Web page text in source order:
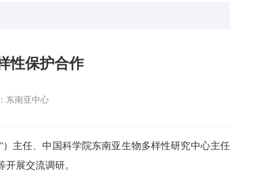
性保护合作
东南亚中心
主任、中国科学院东南亚生物多样性研究中心主任
展交流调研。